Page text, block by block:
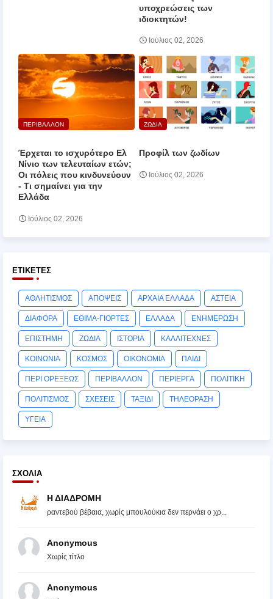
υποχρεώσεις των
ιδιοκτητών!
Ιούλιος 02, 2026
ΠΕΡΙΒΑΛΛΟΝ
Έρχεται το ισχυρότερο Ελ
Νίνιο των τελευταίων ετών;
Οι πόλεις που κινδυνεύουν
‑ Τι σημαίνει για την
Ελλάδα
Ιούλιος 02, 2026
ΖΩΔΙΑ
Προφίλ των ζωδίων
Ιούλιος 02, 2026
ΕΤΙΚΈΤΕΣ
ΑΘΛΗΤΙΣΜΟΣ ΑΠΟΨΕΙΣ ΑΡΧΑΙΑ ΕΛΛΑΔΑ ΑΣΤΕΙΑ
ΔΙΑΦΟΡΑ ΕΘΙΜΑ-ΓΙΟΡΤΕΣ ΕΛΛΑΔΑ ΕΝΗΜΕΡΩΣΗ
ΕΠΙΣΤΗΜΗ ΖΩΔΙΑ ΙΣΤΟΡΙΑ ΚΑΛΛΙΤΕΧΝΕΣ
ΚΟΙΝΩΝΙΑ ΚΟΣΜΟΣ ΟΙΚΟΝΟΜΙΑ ΠΑΙΔΙ
ΠΕΡΙ ΟΡΕΞΕΩΣ ΠΕΡΙΒΑΛΛΟΝ ΠΕΡΙΕΡΓΑ ΠΟΛΙΤΙΚΗ
ΠΟΛΙΤΙΣΜΟΣ ΣΧΕΣΕΙΣ ΤΑΞΙΔΙ ΤΗΛΕΟΡΑΣΗ
ΥΓΕΙΑ
ΣΧΌΛΙΑ
Η ΔΙΑΔΡΟΜΗ
ραντεβού βέβαια, χωρίς μπουλούκια δεν περνάει ο χρ...
Anonymous
Χωρίς τίτλο
Anonymous